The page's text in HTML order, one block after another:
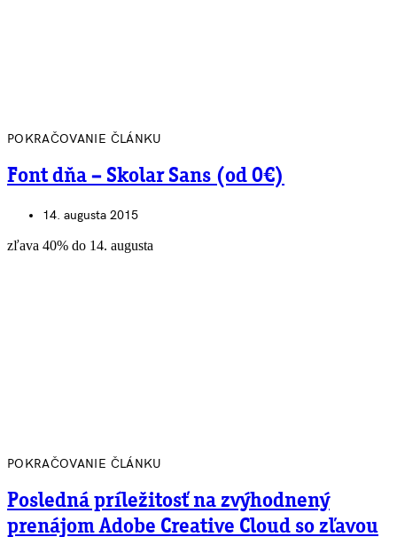
POKRAČOVANIE ČLÁNKU
Font dňa – Skolar Sans (od 0€)
14. augusta 2015
zľava 40% do 14. augusta
POKRAČOVANIE ČLÁNKU
Posledná príležitosť na zvýhodnený
prenájom Adobe Creative Cloud so zľavou